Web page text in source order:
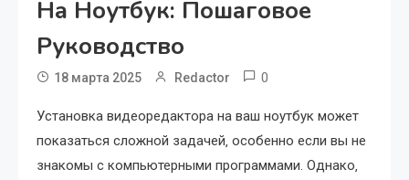
На Ноутбук: Пошаговое
Руководство
18 марта 2025 Redactor 0
Установка видеоредактора на ваш ноутбук может
показаться сложной задачей‚ особенно если вы не
знакомы с компьютерными программами. Однако‚